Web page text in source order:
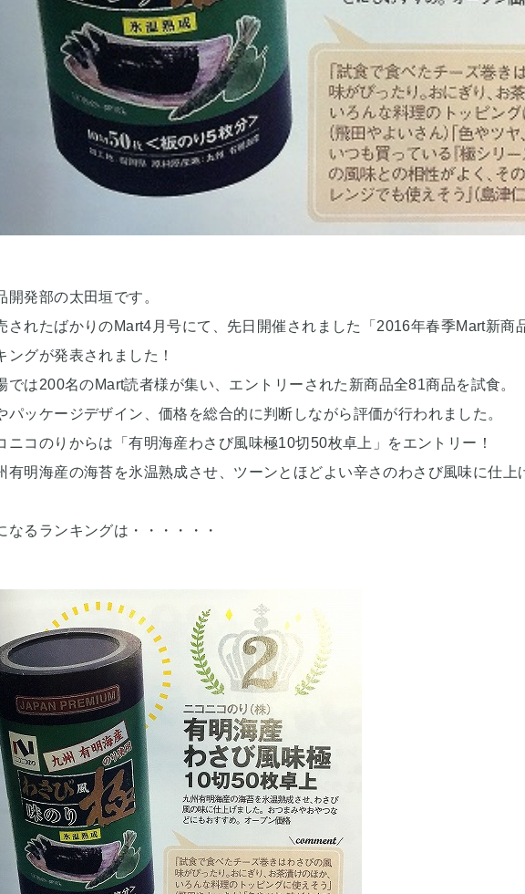
開発部の太田垣です。
されたばかりのMart4月号にて、先日開催されました「2016年春季Mart新商
ングが発表されました！
では200名のMart読者様が集い、エントリーされた新商品全81商品を試食。
パッケージデザイン、価格を総合的に判断しながら評価が行われました。
ニコのりからは「有明海産わさび風味極10切50枚卓上」をエントリー！
有明海産の海苔を氷温熟成させ、ツーンとほどよい辛さのわさび風味に仕上
なるランキングは・・・・・・